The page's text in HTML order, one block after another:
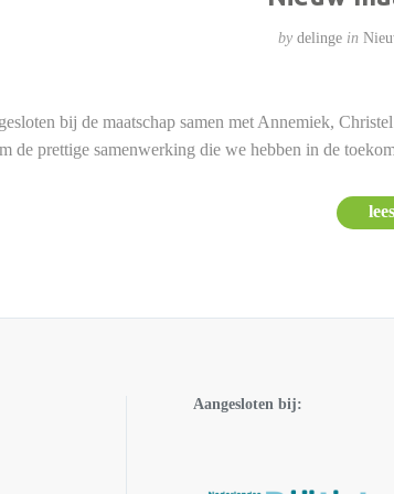
by delinge in
bij de maatschap samen met Annemiek,
de prettige samenwerking die we hebben in de
Aangesloten bij: